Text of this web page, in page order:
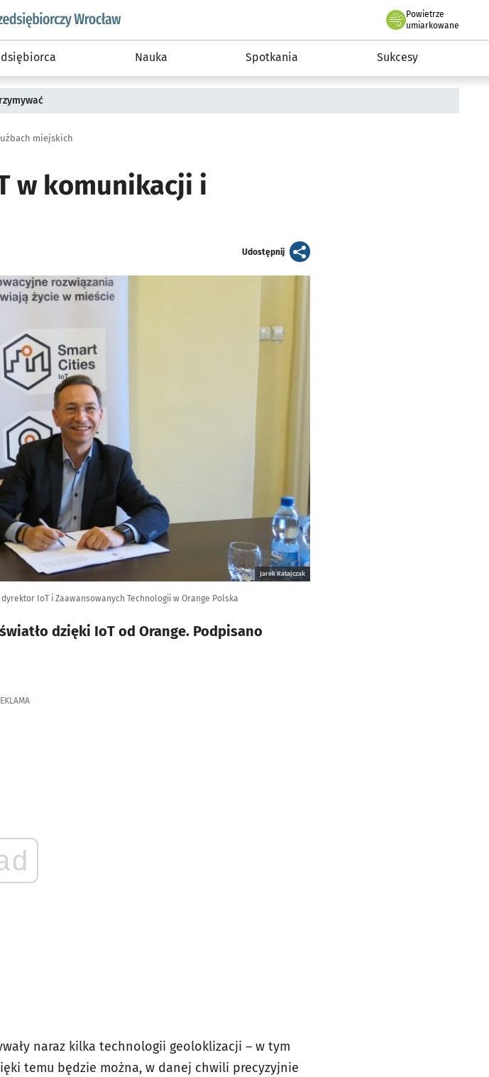
wroclaw.pl podserwis: Strategia rozwoju przedsiębiorczości miasta Wrocławia
Powietrze
we Wrocławiu
umiarkowane
Nauka Spotkania Sukcesy
miejskich
w komunikacji i
Udostępnijartykuł
Jarek Ratajczak
IoT i Zaawansowanych Technologii w Orange Polska
dzięki IoT od Orange. Podpisano
naraz kilka technologii geoloklizacji – w tym
temu będzie można, w danej chwili precyzyjnie